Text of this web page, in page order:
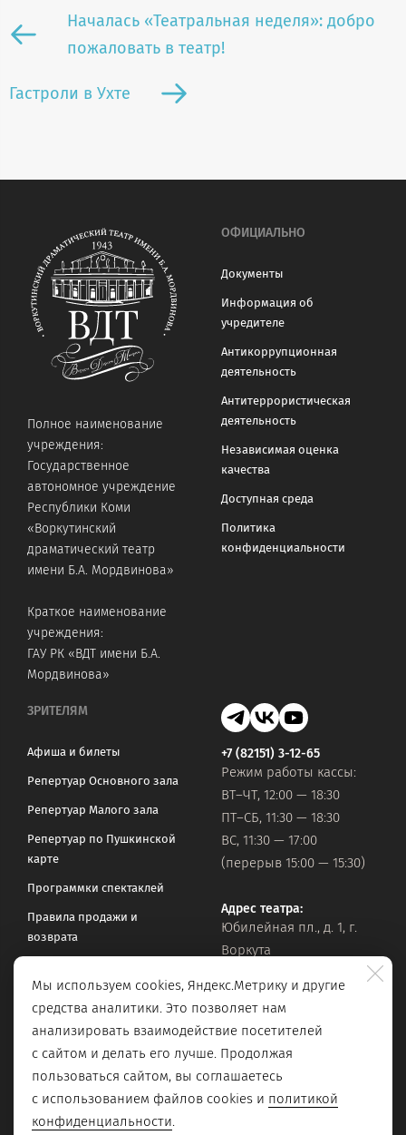
Началась «Театральная неделя»: добро
пожаловать в театр!
Гастроли в Ухте
Полное наименование
учреждения:
Государственное
автономное учреждение
Республики Коми
«Воркутинский
драматический театр
имени Б.А. Мордвинова»
Краткое наименование
учреждения:
ГАУ РК «ВДТ имени Б.А.
Мордвинова»
ОФИЦИАЛЬНО
Документы
Информация об
учредителе
Антикоррупционная
деятельность
Антитеррористическая
деятельность
Независимая оценка
качества
Доступная среда
Политика
конфиденциальности
ЗРИТЕЛЯМ
Афиша и билеты
Репертуар Основного зала
Репертуар Малого зала
Репертуар по Пушкинской
карте
Программки спектаклей
Правила продажи и
возврата
Оставить обращение
+7 (82151) 3-12-65
Режим работы кассы:
ВТ–ЧТ, 12:00 — 18:30
ПТ–СБ, 11:30 — 18:30
ВС, 11:30 — 17:00
(перерыв 15:00 — 15:30)
Адрес театра:
Юбилейная пл., д. 1, г.
Воркута
Официальная почта:
vorkteatrdr@mail.ru
Мы используем cookies, Яндекс.Метрику и другие
средства аналитики. Это позволяет нам
анализировать взаимодействие посетителей
с сайтом и делать его лучше. Продолжая
пользоваться сайтом, вы соглашаетесь
с использованием файлов cookies и политикой
конфиденциальности.